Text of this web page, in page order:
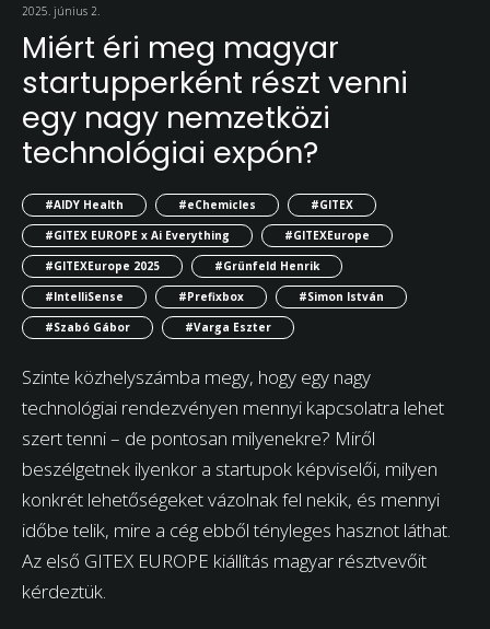
2025. június 2.
Miért éri meg magyar
startupperként részt venni
egy nagy nemzetközi
technológiai expón?
#AIDY Health #eChemicles
#GITEX
#GITEX EUROPE x Ai Everything
#GITEXEurope
#GITEXEurope 2025
#Grünfeld Henrik
#IntelliSense
#Prefixbox
#Simon István
#Szabó Gábor
#Varga Eszter
Szinte közhelyszámba megy, hogy egy nagy
technológiai rendezvényen mennyi kapcsolatra lehet
szert tenni – de pontosan milyenekre? Miről
beszélgetnek ilyenkor a startupok képviselői, milyen
konkrét lehetőségeket vázolnak fel nekik, és mennyi
időbe telik, mire a cég ebből tényleges hasznot láthat.
Az első GITEX EUROPE kiállítás magyar résztvevőit
kérdeztük.